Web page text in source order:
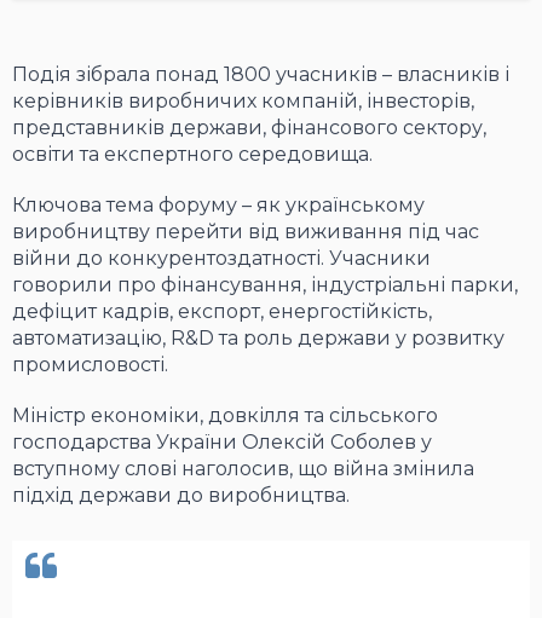
Подія зібрала понад 1800 учасників – власників і
керівників виробничих компаній, інвесторів,
представників держави, фінансового сектору,
освіти та експертного середовища.
Ключова тема форуму – як українському
виробництву перейти від виживання під час
війни до конкурентоздатності. Учасники
говорили про фінансування, індустріальні парки,
дефіцит кадрів, експорт, енергостійкість,
автоматизацію, R&D та роль держави у розвитку
промисловості.
Міністр економіки, довкілля та сільського
господарства України Олексій Соболев у
вступному слові наголосив, що війна змінила
підхід держави до виробництва.